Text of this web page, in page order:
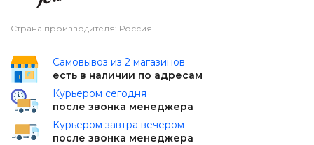
Страна производителя: Россия
Самовывоз из 2 магазинов
есть в наличии по адресам
Курьером сегодня
после звонка менеджера
Курьером завтра вечером
после звонка менеджера